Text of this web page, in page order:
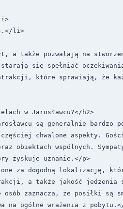
li>
a także pozwalają na
starają się spełniać
które sprawiają, że
w Jarosławcu?</h2>
są generalnie bardzo
chwalone aspekty.
obiektach wspólnych.
zyskuje uznanie.</p>
za dogodną lokalizację,
a także jakość jedzenia
zaznacza, że posiłki są
na ogólne wrażenia z